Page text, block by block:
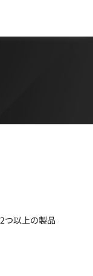
つ以上の製品